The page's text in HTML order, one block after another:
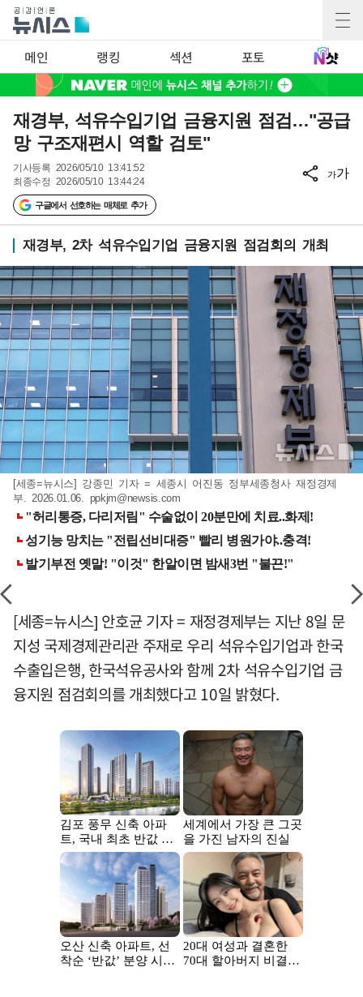
메인 랭킹 섹션 포토
재경부, 석유수입기업 금융지원 점검…"공급
망 구조재편시 역할 검토"
기사등록 2026/05/10 13:41:52
최종수정 2026/05/10 13:44:24
구글에서 선호하는 매체로 추가
가가
재경부, 2차 석유수입기업 금융지원 점검회의 개최
[세종=뉴시스] 강종민 기자 = 세종시 어진동 정부세종청사 재정경제
부. 2026.01.06. ppkjm@newsis.com
[세종=뉴시스] 안호균 기자 = 재정경제부는 지난 8일 문
지성 국제경제관리관 주재로 우리 석유수입기업과 한국
수출입은행, 한국석유공사와 함께 2차 석유수입기업 금
융지원 점검회의를 개최했다고 10일 밝혔다.